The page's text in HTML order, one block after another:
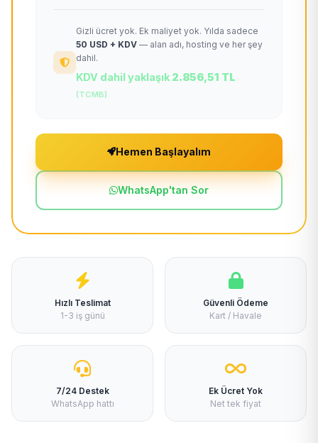
Gizli ücret yok. Ek maliyet yok. Yılda sadece
50 USD + KDV — alan adı, hosting ve her şey
dahil.
KDV dahil yaklaşık 2.856,51 TL
(TCMB)
Hemen Başlayalım
WhatsApp'tan Sor
Hızlı Teslimat
1-3 iş günü
Güvenli Ödeme
Kart / Havale
7/24 Destek
WhatsApp hattı
Ek Ücret Yok
Net tek fiyat